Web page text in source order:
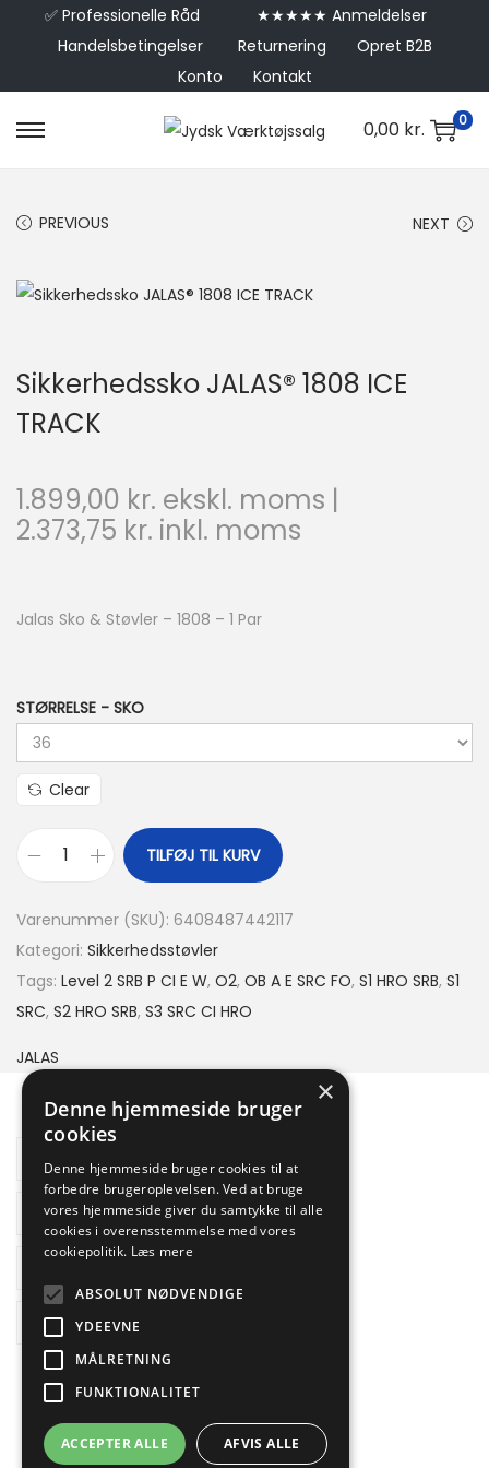
✅ Professionelle Råd
★★★★★ Anmeldelser
Handelsbetingelser
Returnering
Opret B2B
Konto
Kontakt
0,00 kr. 0
PREVIOUS NEXT
Sikkerhedssko JALAS® 1808 ICE
TRACK
1.899,00 kr. ekskl. moms |
2.373,75 kr. inkl. moms
Jalas Sko & Støvler – 1808 – 1 Par
STØRRELSE - SKO
Clear
TILFØJ TIL KURV
Varenummer (SKU): 6408487442117
Kategori: Sikkerhedsstøvler
Tags: Level 2 SRB P CI E W, O2, OB A E SRC FO, S1 HRO SRB, S1
SRC, S2 HRO SRB, S3 SRC CI HRO
JALAS
Beskrivelse
Yderligere information
Brand
Reviews
×
Denne hjemmeside bruger
cookies
Denne hjemmeside bruger cookies til at
forbedre brugeroplevelsen. Ved at bruge
vores hjemmeside giver du samtykke til alle
cookies i overensstemmelse med vores
cookiepolitik. Læs mere
ABSOLUT NØDVENDIGE
YDEEVNE
MÅLRETNING
FUNKTIONALITET
ACCEPTER ALLE AFVIS ALLE